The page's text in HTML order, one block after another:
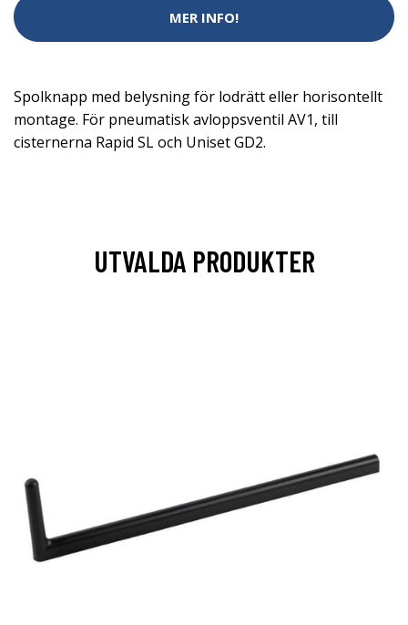
MER INFO!
Spolknapp med belysning för lodrätt eller horisontellt
montage. För pneumatisk avloppsventil AV1, till
cisternerna Rapid SL och Uniset GD2.
UTVALDA PRODUKTER